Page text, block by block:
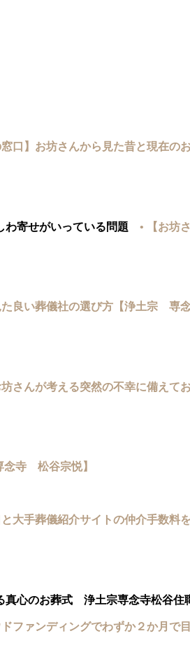
口】お坊さんから見た昔と現在の
わ寄せがいっている問題 • 【お坊
た良い葬儀社の選び方【浄土宗
さんが考える突然の不幸に備えて
念寺 松谷宗悦】
大手葬儀紹介サイトの仲介手数料
真心のお葬式 浄土宗専念寺松谷住
ファンディングでわずか２か月で